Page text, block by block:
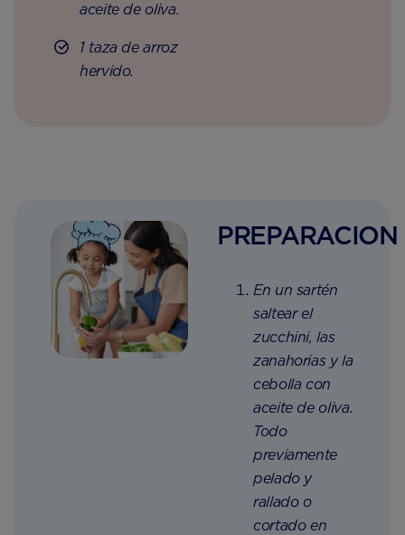
aceite de oliva.
1 taza de arroz
hervido.
PREPARACION
En un sartén
saltear el
zucchini, las
zanahorias y la
cebolla con
aceite de oliva.
Todo
previamente
pelado y
rallado o
cortado en